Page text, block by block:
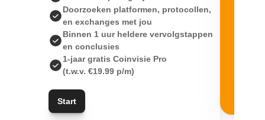
Doorzoeken platformen, protocollen,
en exchanges met jou
Binnen 1 uur heldere vervolgstappen
en conclusies
1-jaar gratis Coinvisie Pro
(t.w.v. €19.99 p/m)
Start